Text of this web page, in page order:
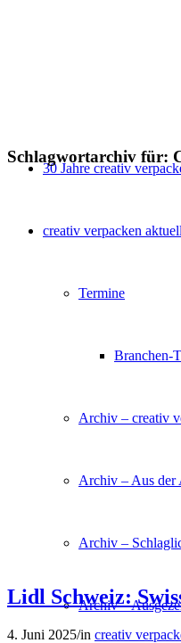
30 Jahre creativ
creativ verpacken aktuell
Termine
Branchen-
Archiv – creativ
Archiv – Aus der
Archiv –
Archiv –
Schlagwortarchiv für:
Lidl Schweiz:
4. Juni 2025/in creativ